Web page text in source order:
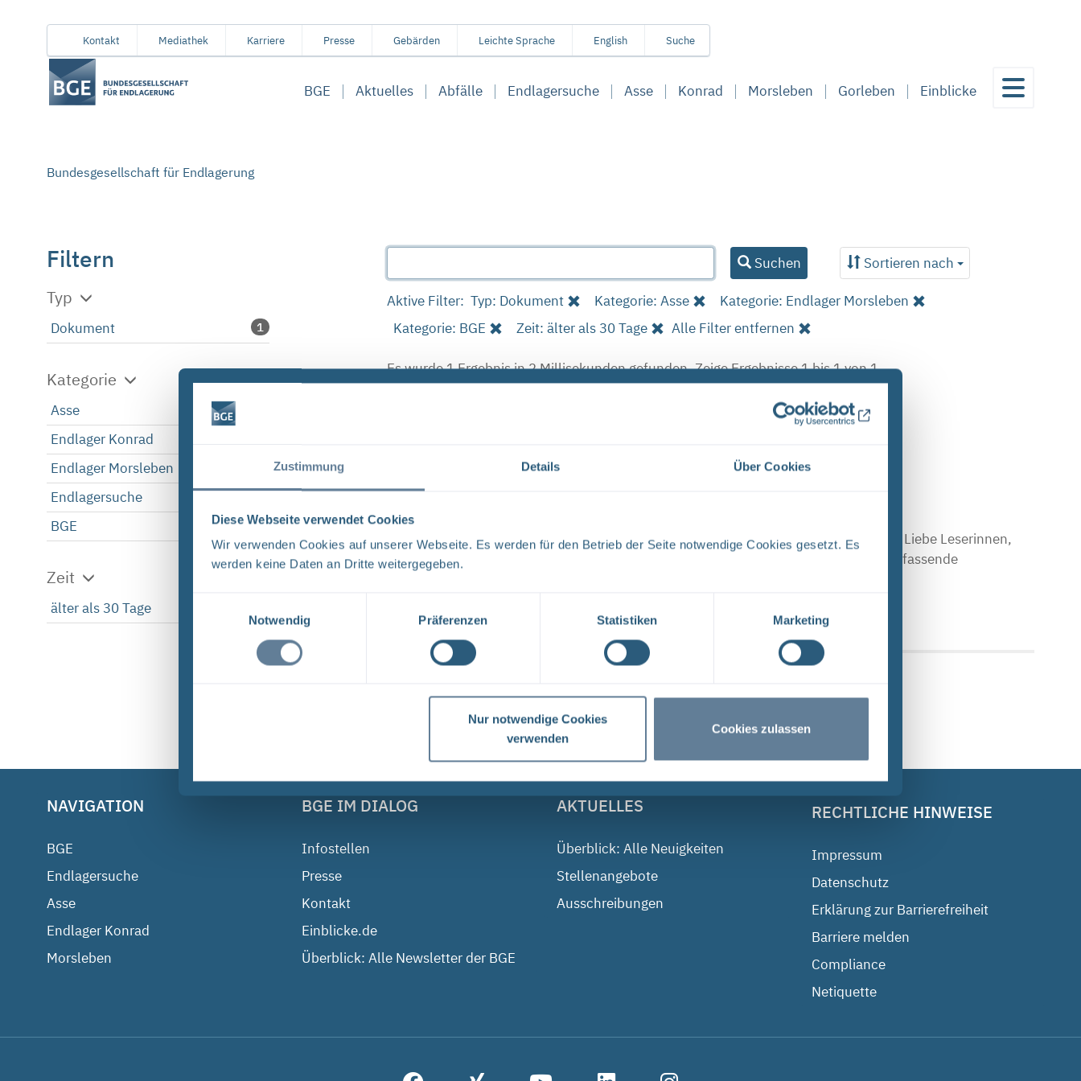
Zustimmung Details Über Cookies
Diese Webseite verwendet Cookies
Wir verwenden Cookies auf unserer Webseite. Es werden für den Betrieb der Seite notwendige Cookies gesetzt. Es
werden keine Daten an Dritte weitergegeben.
Notwendig
Präferenzen Statistiken Marketing
Nur notwendige Cookies
verwenden
Cookies zulassen
folgenden
InhaltsbereichKontakt Mediathek Karriere Presse Gebärden Leichte Sprache English Suche
BGE Aktuelles Abfälle Endlagersuche Asse Konrad Morsleben Gorleben Einblicke
Bundesgesellschaft für Endlagerung
Suchen Sortieren nach
Filtern
Typ
Dokument 1
Kategorie
Asse
Endlager Konrad
Endlager Morsleben
Endlagersuche 1
BGE 1
Zeit
älter als 30 Tage
Aktive Filter: Typ: Dokument Kategorie: Asse
Kategorie: Endlager Morsleben
Kategorie: BGE
Zeit: älter als 30 Tage Alle Filter entfernen
Es wurde 1 Ergebnis in 2 Millisekunden gefunden.Zeige Ergebnisse 1 bis 1 von 1.
FORSCHUNG UND ENTWICKLUNG F&E-Strategie der BGE Stand April 2024 Vorwort Liebe Leserinnen,
liebe Leser, mit der vorliegenden F&E-Strategie erhalten Sie einen Einblick in das umfassende
Dateityp: PDF | Dokumentenstand vom: 17.04.2024 | Upload am: 17.04.2024
NAVIGATION
BGE
Endlagersuche
Asse
Endlager Konrad
Morsleben
BGE IM DIALOG
Infostellen
Presse
Kontakt
Einblicke.de
Überblick: Alle Newsletter der BGE
AKTUELLES
Überblick: Alle Neuigkeiten
Stellenangebote
Ausschreibungen
RECHTLICHE HINWEISE
Impressum
Datenschutz
Erklärung zur Barrierefreiheit
Barriere melden
Compliance
Netiquette